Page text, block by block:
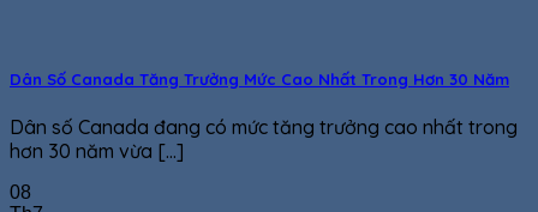
Dân Số Canada Tăng Trưởng Mức Cao Nhất Trong Hơn 30 Năm
Dân số Canada đang có mức tăng trưởng cao nhất trong
hơn 30 năm vừa [...]
08